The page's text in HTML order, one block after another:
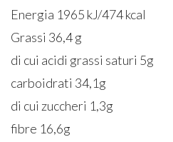
Energia 1965 kJ/474 kcal
Grassi 36,4 g
di cui acidi grassi saturi 5g
carboidrati 34,1g
di cui zuccheri 1,3g
fibre 16,6g